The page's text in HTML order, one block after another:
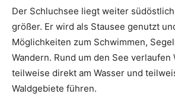
Der Schluchsee liegt weiter
größer. Er wird als Stausee genutzt
Möglichkeiten zum Schwimmen,
Wandern. Rund um den See verlaufen
teilweise direkt am Wasser und
Waldgebiete führen.